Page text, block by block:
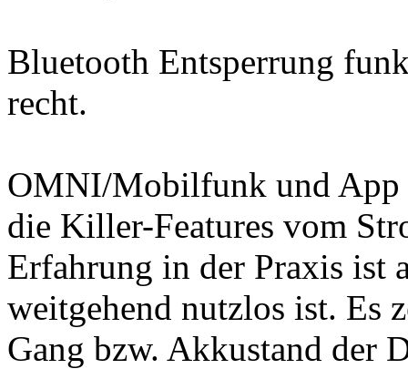
Bluetooth Entsperrung
recht.
OMNI/Mobilfunk und App
die Killer-Features vom
Erfahrung in der Praxis ist
weitgehend nutzlos ist. Es
Gang bzw. Akkustand der